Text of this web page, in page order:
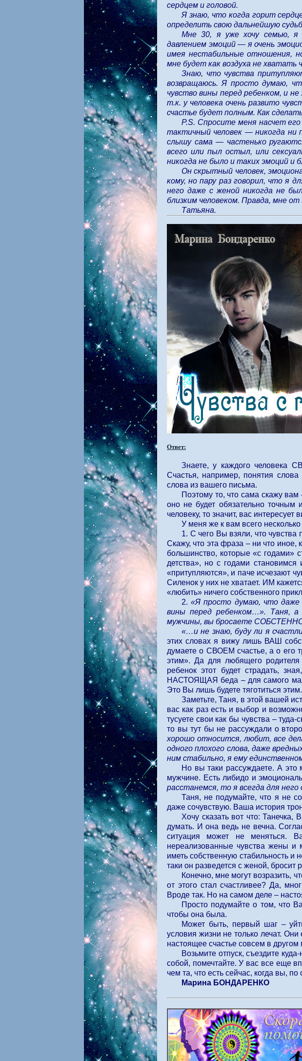
сердцем и головой.
Я знаю, что когда горит
определить свою дальнейшую
Мне 30, я уже хочу семью, я
давлением эмоций — я очень
имея нестабильные отношения,
мне будет как воздуха не хватать
Знаю, что чувства
возвращаюсь. Я просто думаю,
чувство вины перед ребенком, и
т.к. у человека очень развито
счастье будет полным. Как
P.S. Cпросите меня насчет
тактичный человек — никогда ни
слышу сама — частенько
всего или пыл остыл, или
никогда не было и таких эмоций и
Он скрытный человек,
кому, но пару раз говорил, что я
него даже с женой никогда не
близким человеком. Правда, мне
Татьяна.
Ответ:
Знаете, у каждого человека
Счастья, например, понятия слова
слова из вашего письма.
Поэтому то, что сама скажу
оно не будет обязательно
человеку, то значит, вас
У меня же к вам всего
1. С чего Вы взяли, что чувства
Скажу, что эта фраза – ни что
большинство, которые «с годами»
детства», но с годами
«притупляются», и паче исчезают
Силенок у них не хватает. ИМ
«любить» ничего собственного
2.«Я просто думаю, что даже
вины перед ребенком…». Таня,
мужчины, вы бросаете
«…и не знаю, буду ли я
этих словах я вижу лишь ВАШ
думаете о СВОЕМ счастье, а о его
этим». Да для любящего родителя
ребенок этот будет страдать,
НАСТОЯЩАЯ беда – для самого
Это Вы лишь будете тяготиться этим.
Заметьте, Таня, в этой вашей
вас как раз есть и выбор и
тусуете свои как бы чувства –
то вы тут бы не рассуждали о
хорошо относится, любит, все
одного плохого слова, даже
ним стабильно, я ему
Но вы таки рассуждаете. А это
мужчине. Есть либидо и
расстанемся, то я всегда для
Таня, не подумайте, что я не
даже сочувствую. Ваша история
Хочу сказать вот что: Танечка,
думать. И она ведь не вечна.
ситуация может не меняться.
нереализованные чувства жены и
иметь собственную стабильность и
таки он разведется с женой, бросит
Конечно, мне могут возразить,
от этого стал счастливее? Да,
Вроде так. Но на самом деле –
Просто подумайте о том, что
чтобы она была.
Может быть, первый шаг –
условия жизни не только лечат.
настоящее счастье совсем в
Возьмите отпуск, съездите
собой, помечтайте. У вас все еще
чем та, что есть сейчас, когда вы,
Марина БОНДАРЕНКО